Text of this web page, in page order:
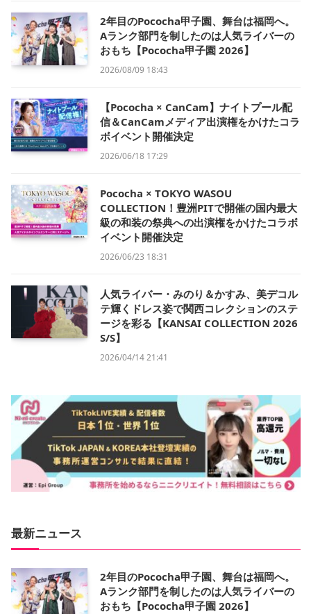
2年目のPococha甲子園、舞台は福岡へ。
Aランク部門を制したのは人気ライバーの
おもち【Pococha甲子園 2026】
2026/08/09 18:43
【Pococha × CanCam】ナイトプール配
信＆CanCamメディア出演権をかけたコラ
ボイベント開催決定
2026/06/18 17:29
Pococha × TOKYO WASOU
COLLECTION！豊洲PITで開催の国内最大
級の和装の祭典への出演権をかけたコラボ
イベント開催決定
2026/06/23 18:31
人気ライバー・みのり＆かすみ、美デコル
テ輝くドレス姿で関西コレクションのステ
ージを彩る【KANSAI COLLECTION 2026
S/S】
2026/04/14 21:41
最新ニュース
2年目のPococha甲子園、舞台は福岡へ。
Aランク部門を制したのは人気ライバーの
おもち【Pococha甲子園 2026】